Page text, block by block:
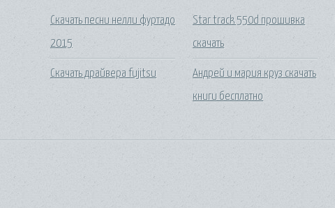
Скачать песни нелли фуртадо
2015
Скачать драйвера fujitsu
Star track 550d прошивка
скачать
Андрей и мария круз скачать
книги бесплатно